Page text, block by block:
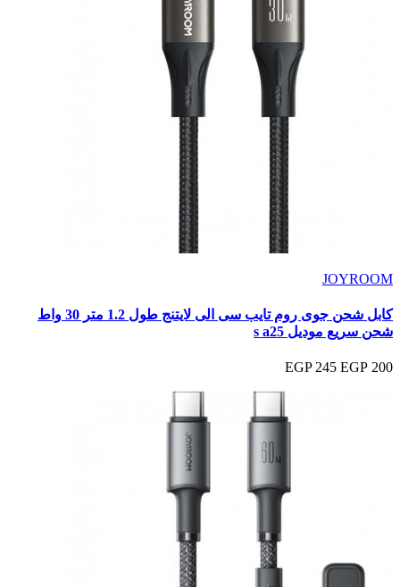
JOYROOM
كابل شحن جوى روم تايب سى الى لايتنج طول 1.2 متر 30 واط
شحن سريع موديل s a25
200 EGP
245 EGP